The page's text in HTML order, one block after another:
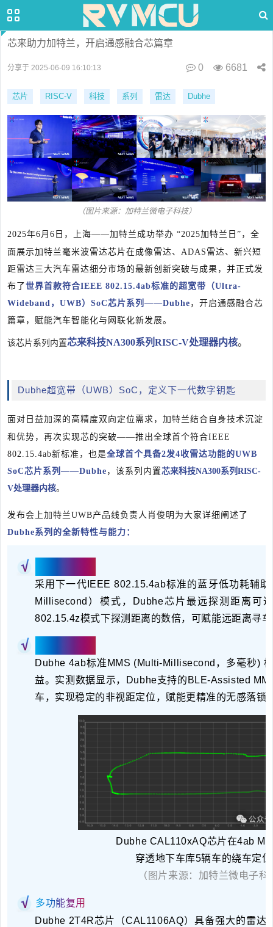
芯来助力加特兰，开启通感融合芯篇章
分享于 2025-06-09 16:10:13 0 6681
芯片 RISC-V 科技 系列 雷达 Dubhe
（图片来源：加特兰微电子科技）
2025年6月6日，上海——加特兰 成功举办 “2025加特兰日”，全
面展示加特兰毫米波雷达芯片在成像雷达、ADAS雷达、新兴短
距雷达三大汽车雷达细分市场的最新创新突破与成果，并正式发
布了世界首款符合IEEE 802.15.4ab标准的超宽带（Ultra-
Wideband，UWB）SoC芯片系列——Dubhe ，开启通感融合芯
篇章，赋能汽车智能化与网联化新发展。
该芯片系列内置芯来科技NA300系列 RISC-V处理器内核。
Dubhe超宽带（UWB）SoC， 定义下一代数字钥匙
面对日益加深的高精度双向定位需求，加特兰结合自身技 术沉淀
和优势，再次实现芯的突破——推出全球首个符合IEEE
802.15.4ab新标准 ，也是全球首个具备2发4收雷达功能的UWB
SoC芯片系列 ——Dubhe ，该系列内置 芯来科技NA300系列 RISC-
V处理器内核。
发布会上加特兰UWB产品线负责人肖俊明为大家详细阐述了
Dubhe系列的全新特性与能力：
采用下一代IEEE 802.15.4ab标准的蓝牙低功耗辅
Millisecond）模式，Dubhe芯片最远探测距离可
802.15.4z模式下探测距离的数倍，可赋能远距离寻
Dubhe 4ab标准MMS (Multi-Millisecond，多毫秒)
益。 实测数据显示，
Dubhe支持的BLE-Assisted
车 ， 实现稳定的非视距定位 ，赋能更精准的无感落锁
Dubhe CAL110xAQ芯片在4ab
穿透地下车库5辆车的绕车定
（图片来源：加特兰微电子科
多功能复用
Dubhe 2T4R芯片（CAL1106AQ）具备强大的雷达